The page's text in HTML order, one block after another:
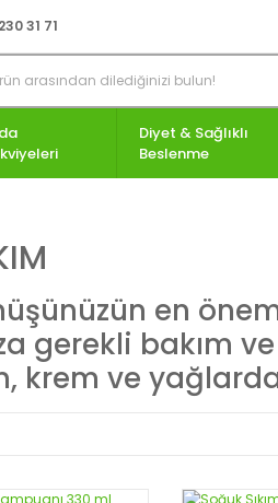
31 71
Diyet & Sağlıklı
Beslenme
en
gerekli bakım
krem ve